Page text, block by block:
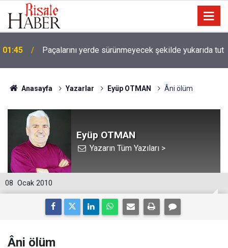
01:45 Paçalarını yerde sürünmeyecek şekilde yukarıda tut
Anasayfa Yazarlar Eyüp OTMAN Âni ölüm
Eyüp OTMAN
Yazarın Tüm Yazıları >
08 Ocak 2010
Âni ölüm